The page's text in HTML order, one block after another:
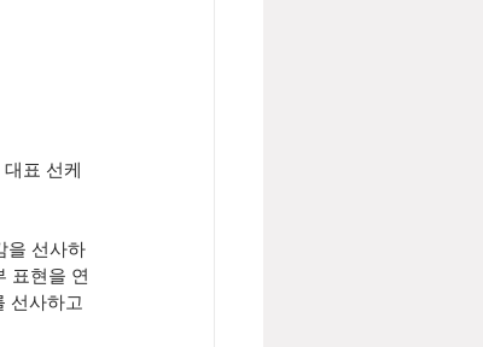
표 선케
을 선사하
표현을 연
선사하고